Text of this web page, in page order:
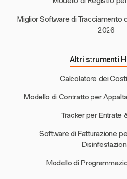
Miglior Software di Tracciamento
2026
Altri strumenti
Calcolatore dei
Modello di Contratto per
Tracker per Entrate
Software di Fatturazione
Modello di